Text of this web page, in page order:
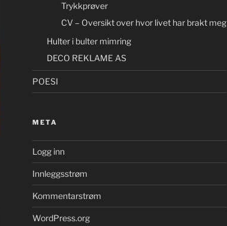
Trykkprøver
CV – Oversikt over hvor livet har brakt meg
Hulter i bulter mimring
DECO REKLAME AS
POESI
META
Logg inn
Innleggsstrøm
Kommentarstrøm
WordPress.org